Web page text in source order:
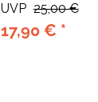
17,90 € *
UVP 25,00 €